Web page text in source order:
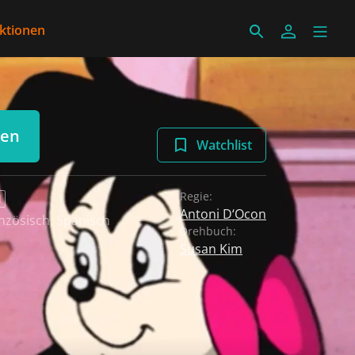
Watchlist
, Spanisch
Regie:
Antoni D‘Ocon
Drehbuch:
Susan Kim